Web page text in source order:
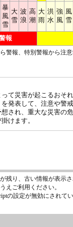
暴
風
雪
大
雪
波
浪
高
潮
大
雨
洪
水
強
風
風
雪
報
警報、特別警報から注
て災害が起こるおそ
発表して、注意や警
され、重大な災害の
けます。
り、古い情報が表示
えご利用ください。
の設定が無効にされ